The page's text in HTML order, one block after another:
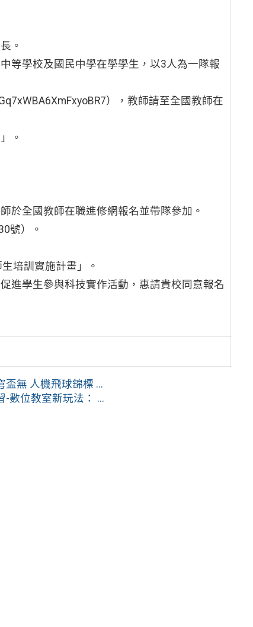
。
等學校及國民中學在學學生，以3人為一隊報
），教師請至全國教師在
。
於全國教師在職進修網報名並帶隊參加。
號）。
培訓實施計畫」。
進學生參與科技實作活動，惠請貴校同意報名
無 人機飛球錦標 ...
-數位教室新玩法： ...